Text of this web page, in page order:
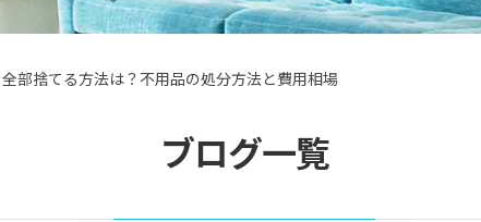
部捨てる方法は？不用品の処分方法と費用相場
ブログ一覧